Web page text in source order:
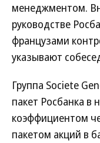
менеджментом.
руководстве
французами
указывают
Группа Societe
пакет Росбанка в
коэффициентом
пакетом акций в